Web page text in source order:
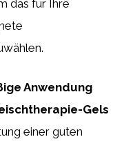
das für Ihre
Anwendung
Gels
einer guten